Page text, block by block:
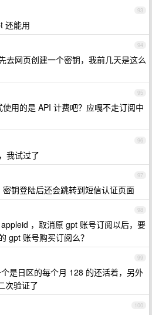
93
还能用
94
去网页创建一个密钥，我前几天是这么
95
使用的是 API 计费吧？应嘎不走订阅中
96
我试过了
97
密钥登陆后还会跳转到短信认证页面
98
，取消原 gpt 账号订阅以后，要
gpt 账号购买订阅么？
99
是日区的每个月 128 的还活着，另外
次验证了
100